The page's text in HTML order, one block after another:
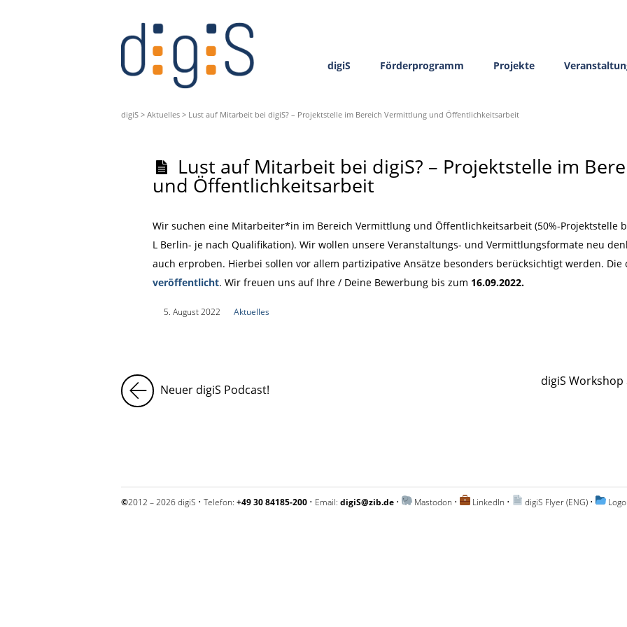
digiS Förderprogramm Projekte
digiS > Aktuelles > Lust auf Mitarbeit bei digiS? – Projektstelle im Bereich Vermittlung und Öffentlichkeitsarbeit
Lust auf Mitarbeit bei digiS? – Projektstelle im
und Öffentlichkeitsarbeit
Wir suchen eine Mitarbeiter*in im Bereich Vermittlung und Öffentlichkeitsarbeit (50%-Projektstelle
L Berlin- je nach Qualifikation). Wir wollen unsere Veranstaltungs- und Vermittlungsformate neu
auch erproben. Hierbei sollen vor allem partizipative Ansätze besonders berücksichtigt werden.
veröffentlicht. Wir freuen uns auf Ihre / Deine Bewerbung bis zum 16.09.2022.
5. August 2022 Aktuelles
Neuer digiS Podcast!
digiS
©2012 – 2026 digiS • Telefon: +49 30 84185-200 • Email: digiS@zib.de • Mastodon • LinkedIn • digiS Flyer (ENG) • Logo